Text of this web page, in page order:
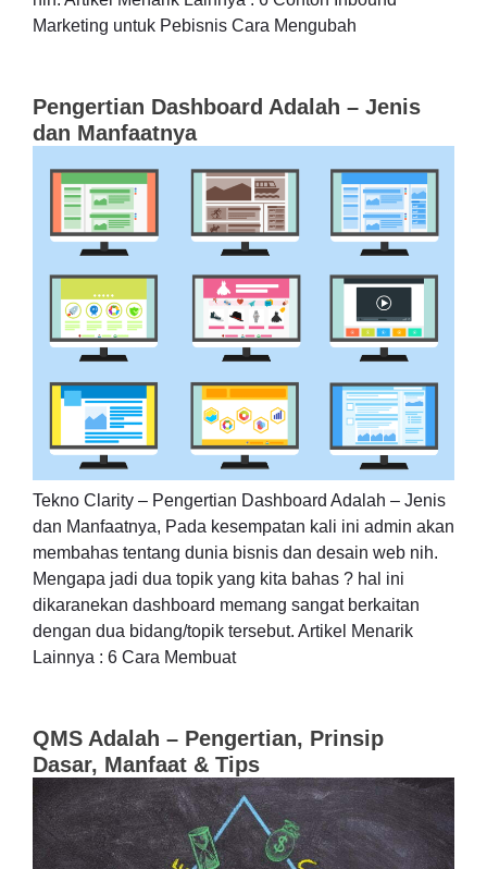
Marketing untuk Pebisnis Cara Mengubah
Pengertian Dashboard Adalah – Jenis
dan Manfaatnya
Tekno Clarity – Pengertian Dashboard Adalah – Jenis
dan Manfaatnya, Pada kesempatan kali ini admin akan
membahas tentang dunia bisnis dan desain web nih.
Mengapa jadi dua topik yang kita bahas ? hal ini
dikaranekan dashboard memang sangat berkaitan
dengan dua bidang/topik tersebut. Artikel Menarik
Lainnya : 6 Cara Membuat
QMS Adalah – Pengertian, Prinsip
Dasar, Manfaat & Tips